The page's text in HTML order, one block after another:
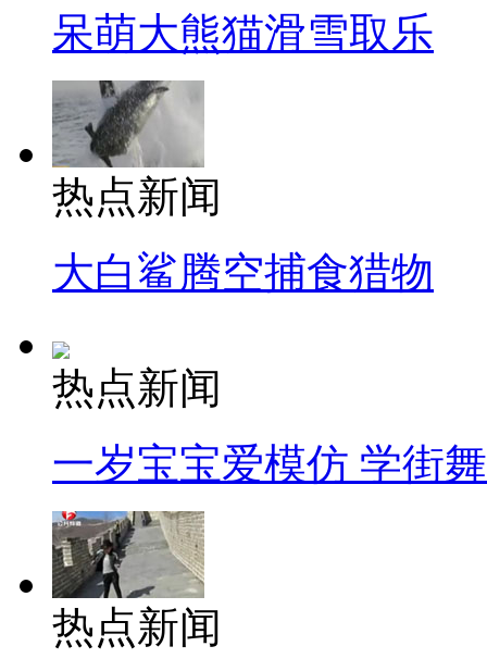
呆萌大熊猫滑雪取乐
热点新闻
大白鲨腾空捕食猎物
热点新闻
一岁宝宝爱模仿 学街
热点新闻